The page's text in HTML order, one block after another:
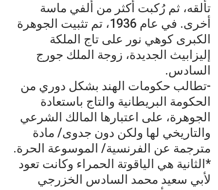
تألقه، ثم رُكبت أكثر من ألفي ماسة
أخرى. في عام 1936، تم تثبيت الجوهرة
الكبرى كوهي نور على تاج الملكة
إليزابيث الجديدة، زوجة الملك جورج
السادس.
-تطالب حكومات الهند بشكل دوري من
الحكومة البريطانية والتاج باستعادة
الجوهرة، على اعتبارها المالك الشرعي
والتاريخي لها ولكن دون جدوى/ مادة
مترجمة عن الفرنسية/ الموسوعة الحرة.
*الثانية هي الياقوتة الحمراء وكانت تعود
لأبي سعيد محمد السادس الخزرجي